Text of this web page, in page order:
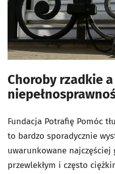
Choroby rzadkie a
Fundacja Potrafię Pomóc
to bardzo sporadycznie
uwarunkowane najczęściej
przewlekłym i często